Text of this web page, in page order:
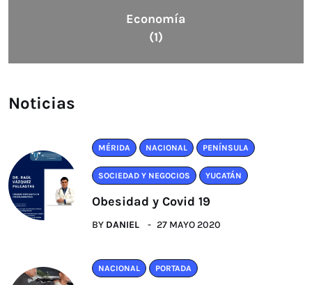
Economía
(1)
Noticias
MÉRIDA NACIONAL PENÍNSULA
SOCIEDAD Y NEGOCIOS YUCATÁN
Obesidad y Covid 19
BY DANIEL 27 MAYO 2020
NACIONAL PORTADA